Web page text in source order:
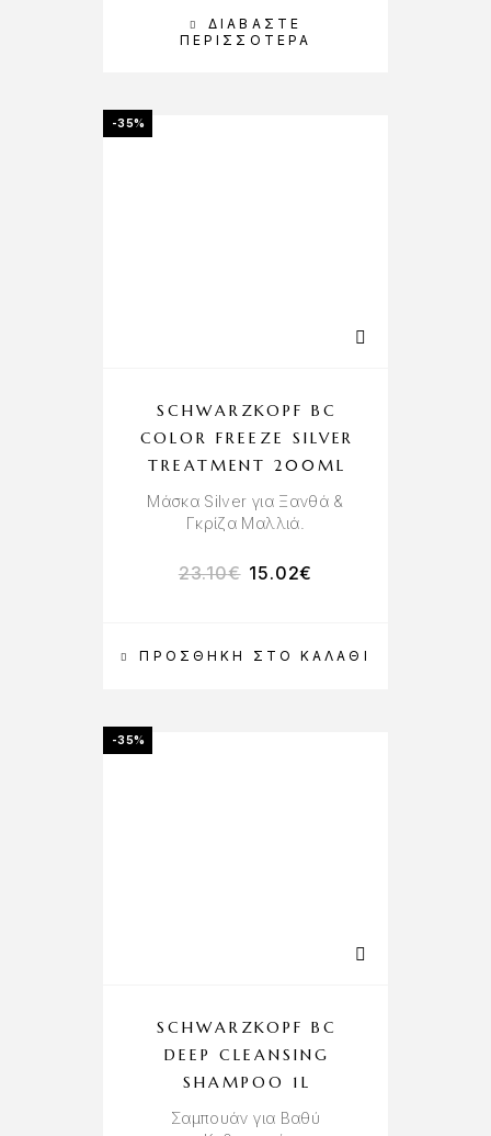
ΔΙΑΒΆΣΤΕ
ΠΕΡΙΣΣΌΤΕΡΑ
-35%
ΠΡΟΣΘΉΚΗ ΣΤΟ ΚΑΛΆΘΙ
SCHWARZKOPF BC
COLOR FREEZE SILVER
TREATMENT 200ML
Μάσκα Silver για Ξανθά &
Γκρίζα Μαλλιά.
23.10€ 15.02€
-35%
SCHWARZKOPF BC
DEEP CLEANSING
SHAMPOO 1L
Σαμπουάν για Βαθύ